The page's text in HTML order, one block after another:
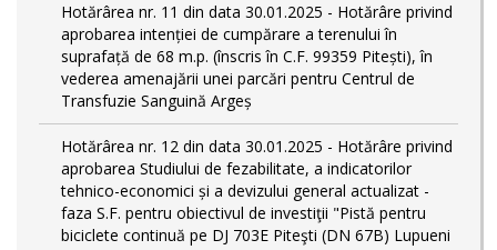
Hotărârea nr. 11 din data 30.01.2025 - Hotărâre privind
aprobarea intenției de cumpărare a terenului în
suprafață de 68 m.p. (înscris în C.F. 99359 Pitești), în
vederea amenajării unei parcări pentru Centrul de
Transfuzie Sanguină Argeș
Hotărârea nr. 12 din data 30.01.2025 - Hotărâre privind
aprobarea Studiului de fezabilitate, a indicatorilor
tehnico-economici și a devizului general actualizat -
faza S.F. pentru obiectivul de investiţii "Pistă pentru
biciclete continuă pe DJ 703E Piteşti (DN 67B) Lupueni